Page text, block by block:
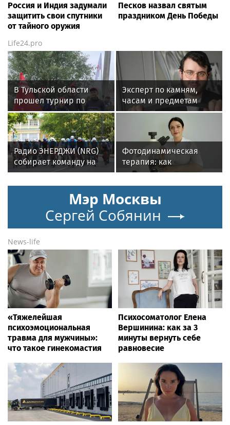
Россия и Индия задумали
защитить свои спутники
от тайного оружия
Песков назвал святым
праздником День Победы
Life24.pro
В Тульской области
прошел турнир по
рыбной ловле среди
команд
железнодорожников
Эксперт по камням,
часам и предметам
роскоши Менди
Лифшиц: какие
украшения не любят
солнца моря и бассейн
Радио ЭНЕРДЖИ (NRG)
собирает команду на
Tour de Russie в
Фотодинамическая
терапия: как
современные
онкологии
Мэр Москвы
Сергей Собянин
News-life
«Тяжелейшая
психоэмоциональная
травма для мужчины»:
что такое гинекомастия
Психосоматолог Елена
Вершинина: как за 3
минуты вернуть себе
равновесие